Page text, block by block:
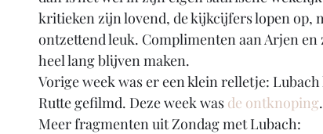
kritieken zijn lovend, de kijkcijfers lopen op,
ontzettend leuk. Complimenten aan Arjen
heel lang blijven maken.
Vorige week was er een klein relletje:
Rutte gefilmd. Deze week was de ontknoping
Meer fragmenten uit Zondag met Lubach: